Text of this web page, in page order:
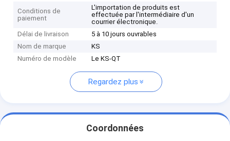
Conditions de
paiement
L'importation de produits est
effectuée par l'intermédiaire d'un
courrier électronique.
Délai de livraison
5 à 10 jours ouvrables
Nom de marque
KS
Numéro de modèle
Le KS-QT
Regardez plus
Coordonnées